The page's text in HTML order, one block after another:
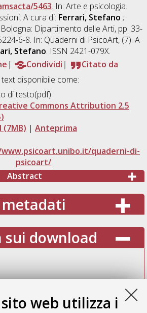
web utilizza i
5463. In: Arte e psicologia.
A cura di: Ferrari, Stefano ;
Bologna: Dipartimento delle Arti, pp. 33-
6-8. In: Quaderni di PsicoArt, (7). A
Stefano. ISSN 2421-079X.
Condividi
Citato da
text disponibile come:
di testo(pdf)
Commons Attribution 2.5
(7MB) | Anteprima
quaderni-di-
psicoart/
Abstract
download